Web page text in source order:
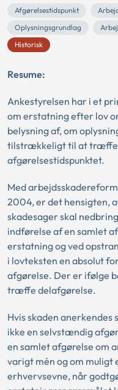
Afgørelsestidspunkt
Oplysningsgrundlag
Historisk
Resume:
Ankestyrelsen har i et
om erstatning efter lov
belysning af, om
tilstrækkeligt til at træffe
afgørelsestidspunktet.
Med
2004, er det hensigten,
skadesager skal
indførelse af en samlet
erstatning og ved
i lovteksten en absolut
afgørelse. Der er ifølge
træffe delafgørelse.
Hvis skaden
ikke en selvstændig
en samlet afgørelse om
varigt mén og om
erhvervsevne, når